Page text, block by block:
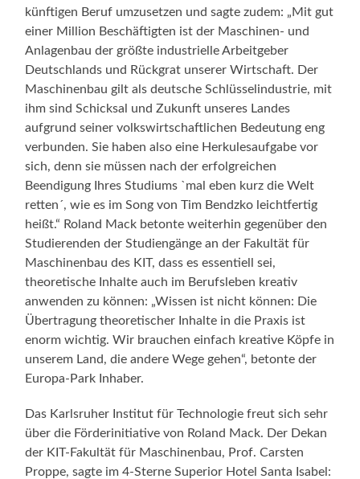
künftigen Beruf umzusetzen und sagte zudem: „Mit gut
einer Million Beschäftigten ist der Maschinen- und
Anlagenbau der größte industrielle Arbeitgeber
Deutschlands und Rückgrat unserer Wirtschaft. Der
Maschinenbau gilt als deutsche Schlüsselindustrie, mit
ihm sind Schicksal und Zukunft unseres Landes
aufgrund seiner volkswirtschaftlichen Bedeutung eng
verbunden. Sie haben also eine Herkulesaufgabe vor
sich, denn sie müssen nach der erfolgreichen
Beendigung Ihres Studiums `mal eben kurz die Welt
retten´, wie es im Song von Tim Bendzko leichtfertig
heißt.“ Roland Mack betonte weiterhin gegenüber den
Studierenden der Studiengänge an der Fakultät für
Maschinenbau des KIT, dass es essentiell sei,
theoretische Inhalte auch im Berufsleben kreativ
anwenden zu können: „Wissen ist nicht können: Die
Übertragung theoretischer Inhalte in die Praxis ist
enorm wichtig. Wir brauchen einfach kreative Köpfe in
unserem Land, die andere Wege gehen“, betonte der
Europa-Park Inhaber.
Das Karlsruher Institut für Technologie freut sich sehr
über die Förderinitiative von Roland Mack. Der Dekan
der KIT-Fakultät für Maschinenbau, Prof. Carsten
Proppe, sagte im 4-Sterne Superior Hotel Santa Isabel: